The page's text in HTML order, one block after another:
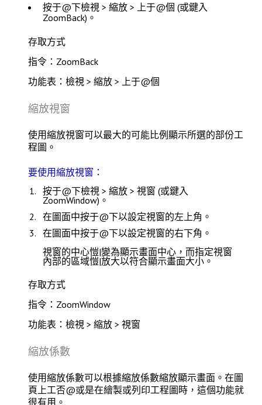
按于@下檢視 > 縮放 > 上于@個 (或鍵入
ZoomBack)。
存取方式
指令：ZoomBack
功能表：檢視 > 縮放 > 上于@個
縮放視窗
使用縮放視窗可以最大的可能比例顯示所選的部份工
程圖。
要使用縮放視窗：
按于@下檢視 > 縮放 > 視窗 (或鍵入
ZoomWindow)。
在圖面中按于@下以設定視窗的左上角。
在圖面中按于@下以設定視窗的右下角。
視窗的中心愷|變為顯示畫面中心，而指定視窗
內部的區域愷|放大以符合顯示畫面大小。
存取方式
指令：ZoomWindow
功能表：檢視 > 縮放 > 視窗
縮放係數
使用縮放係數可以根據縮放係數縮放顯示畫面。在圖
頁上工否@或是在繪製或列印工程圖時，這個功能就
很有用。